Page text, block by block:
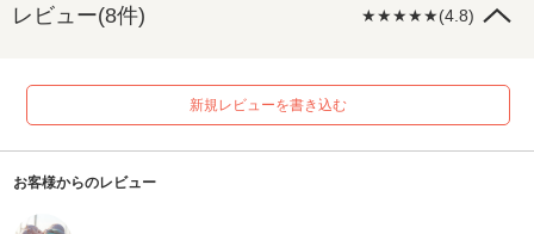
レビュー(8件) ★★★★★(4.8)
新規レビューを書き込む
お客様からのレビュー